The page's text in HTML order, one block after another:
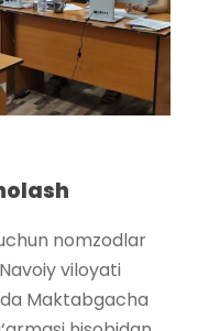
nomzodlar
viloyati
Maktabgacha